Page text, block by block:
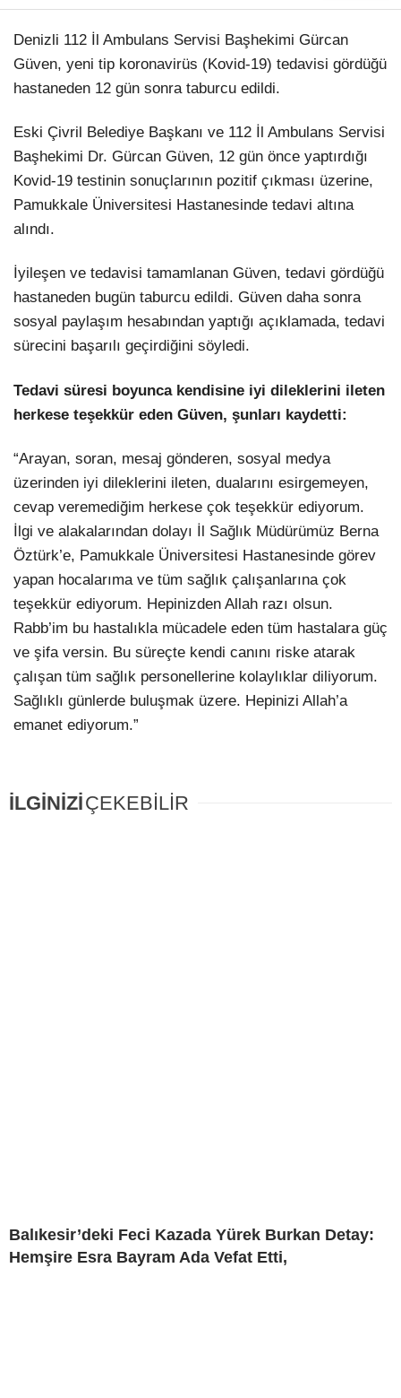
TikTok
Dribbble
Telegram
Denizli 112 İl Ambulans Servisi Başhekimi Gürcan
Güven, yeni tip koronavirüs (Kovid-19) tedavisi gördüğü
hastaneden 12 gün sonra taburcu edildi.
Eski Çivril Belediye Başkanı ve 112 İl Ambulans Servisi
Başhekimi Dr. Gürcan Güven, 12 gün önce yaptırdığı
Kovid-19 testinin sonuçlarının pozitif çıkması üzerine,
Pamukkale Üniversitesi Hastanesinde tedavi altına
alındı.
İyileşen ve tedavisi tamamlanan Güven, tedavi gördüğü
hastaneden bugün taburcu edildi. Güven daha sonra
sosyal paylaşım hesabından yaptığı açıklamada, tedavi
sürecini başarılı geçirdiğini söyledi.
Tedavi süresi boyunca kendisine iyi dileklerini ileten
herkese teşekkür eden Güven, şunları kaydetti:
“Arayan, soran, mesaj gönderen, sosyal medya
üzerinden iyi dileklerini ileten, dualarını esirgemeyen,
cevap veremediğim herkese çok teşekkür ediyorum.
İlgi ve alakalarından dolayı İl Sağlık Müdürümüz Berna
Öztürk’e, Pamukkale Üniversitesi Hastanesinde görev
yapan hocalarıma ve tüm sağlık çalışanlarına çok
teşekkür ediyorum. Hepinizden Allah razı olsun.
Rabb’im bu hastalıkla mücadele eden tüm hastalara güç
ve şifa versin. Bu süreçte kendi canını riske atarak
çalışan tüm sağlık personellerine kolaylıklar diliyorum.
Sağlıklı günlerde buluşmak üzere. Hepinizi Allah’a
emanet ediyorum.”
İLGİNİZİÇEKEBİLİR
Balıkesir’deki Feci Kazada Yürek Burkan Detay:
Hemşire Esra Bayram Ada Vefat Etti,